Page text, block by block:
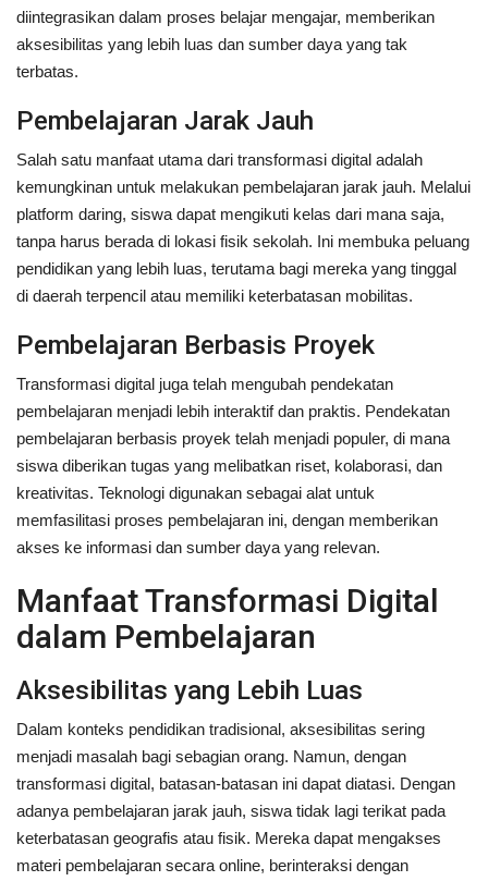
diintegrasikan dalam proses belajar mengajar, memberikan
aksesibilitas yang lebih luas dan sumber daya yang tak
terbatas.
Pembelajaran Jarak Jauh
Salah satu manfaat utama dari transformasi digital adalah
kemungkinan untuk melakukan pembelajaran jarak jauh. Melalui
platform daring, siswa dapat mengikuti kelas dari mana saja,
tanpa harus berada di lokasi fisik sekolah. Ini membuka peluang
pendidikan yang lebih luas, terutama bagi mereka yang tinggal
di daerah terpencil atau memiliki keterbatasan mobilitas.
Pembelajaran Berbasis Proyek
Transformasi digital juga telah mengubah pendekatan
pembelajaran menjadi lebih interaktif dan praktis. Pendekatan
pembelajaran berbasis proyek telah menjadi populer, di mana
siswa diberikan tugas yang melibatkan riset, kolaborasi, dan
kreativitas. Teknologi digunakan sebagai alat untuk
memfasilitasi proses pembelajaran ini, dengan memberikan
akses ke informasi dan sumber daya yang relevan.
Manfaat Transformasi Digital
dalam Pembelajaran
Aksesibilitas yang Lebih Luas
Dalam konteks pendidikan tradisional, aksesibilitas sering
menjadi masalah bagi sebagian orang. Namun, dengan
transformasi digital, batasan-batasan ini dapat diatasi. Dengan
adanya pembelajaran jarak jauh, siswa tidak lagi terikat pada
keterbatasan geografis atau fisik. Mereka dapat mengakses
materi pembelajaran secara online, berinteraksi dengan